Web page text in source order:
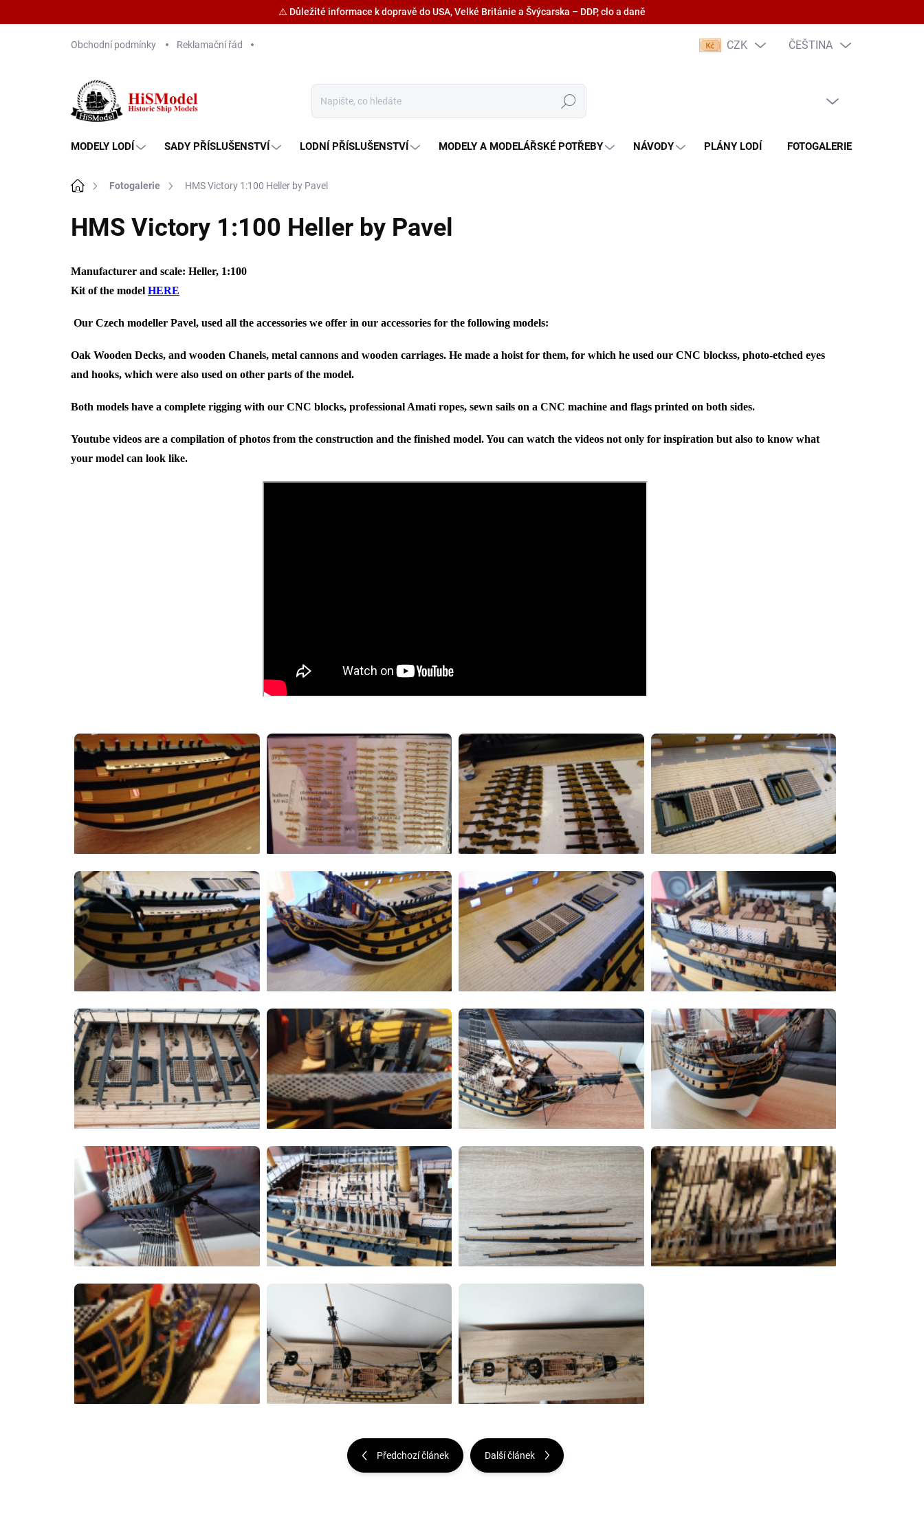
Obchodní podmínky Reklamační řád CZK ČEŠTINA
Hledat
MODELY LODÍ SADY PŘÍSLUŠENSTVÍ LODNÍ PŘÍSLUŠENSTVÍ MODELY A MODELÁŘSKÉ POTŘEBY NÁVODY PLÁNY LODÍ FOTOGALERIE
Domů Fotogalerie HMS Victory 1:100 Heller by Pavel
HMS Victory 1:100 Heller by Pavel
Manufacturer and scale: Heller, 1:100
Kit of the model HERE
Our Czech modeller Pavel, used all the accessories we offer in our accessories for the following models:
Oak Wooden Decks, and wooden Chanels, metal cannons and wooden carriages. He made a hoist for them, for which he used our CNC blockss, photo-etched eyes
and hooks, which were also used on other parts of the model.
Both models have a complete rigging with our CNC blocks, professional Amati ropes, sewn sails on a CNC machine and flags printed on both sides.
Youtube videos are a compilation of photos from the construction and the finished model. You can watch the videos not only for inspiration but also to know what
your model can look like.
Předchozí článek Další článek
⚠️ Důležité informace k dopravě do USA, Velké Británie a Švýcarska – DDP, clo a daně